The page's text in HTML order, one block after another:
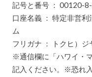
記号と番号 ： 00120-
口座名義 ： 特定非営
ム
フリガナ ： トクヒ）
※通信欄に「ハワイ・
記入ください。※恐れ